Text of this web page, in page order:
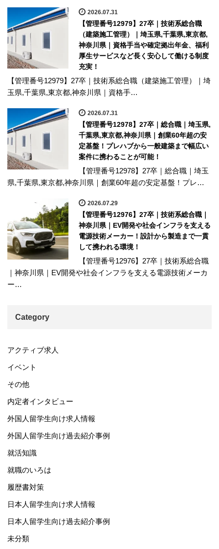
2026.07.31
【管理番号12979】27卒｜技術系総合職
（建築施工管理）｜埼玉県,千葉県,東京都,
神奈川県｜資格手当や確定拠出年金、福利
厚生サービスなど長く安心して働ける制度
充実！
【管理番号12979】27卒｜技術系総合職（建築施工管理）｜埼
玉県,千葉県,東京都,神奈川県｜資格手…
2026.07.31
【管理番号12978】27卒｜総合職｜埼玉県,
千葉県,東京都,神奈川県｜創業60年超の安
定基盤！プレハブから一般建築まで幅広い
案件に携わることが可能！
【管理番号12978】27卒｜総合職｜埼玉
県,千葉県,東京都,神奈川県｜創業60年超の安定基盤！プレ…
2026.07.29
【管理番号12976】27卒｜技術系総合職｜
神奈川県｜EV開発や社会インフラを支える
電源技術メーカー！設計から製造まで一貫
して携われる環境！
【管理番号12976】27卒｜技術系総合職
｜神奈川県｜EV開発や社会インフラを支える電源技術メーカ
ー…
Category
アクティブ求人
イベント
その他
内定者インタビュー
外国人留学生向け求人情報
外国人留学生向け過去紹介事例
就活知識
就職のいろは
履歴書対策
日本人留学生向け求人情報
日本人留学生向け過去紹介事例
未分類